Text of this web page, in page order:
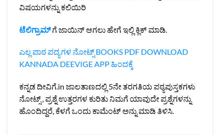
ವಿಷಯಗಳನ್ನು ಕಲಿಯಿರಿ
ಟೆಲಿಗ್ರಾಮ್ಗೆ ಜಾಯಿನ್ ಆಗಲು ಹೇಗೆ ಇಲ್ಲಿ ಕ್ಲಿಕ್ ಮಾಡಿ.
ಎಲ್ಲ ಪಾಠ ಪದ್ಯಗಳ ನೋಟ್ಸ್ BOOKS PDF DOWNLOAD
KANNADA DEEVIGE APPಹಿಂದಕ್ಕೆ
ಕನ್ನಡ ದೀವಿಗೆ.in ಜಾಲತಾಣದಲ್ಲಿ 5ನೇ ತರಗತಿಯ ಪಠ್ಯಪುಸ್ತಕಗಳು
ನೋಟ್ಸ್ , ಪ್ರಶ್ನೆ ಉತ್ತರಗಳ ಕುರಿತು ನಿಮಗೆ ಯಾವುದೇ ಪ್ರಶ್ನೆಗಳನ್ನು
ಹೊಂದಿದ್ದರೆ, ಕೆಳಗೆ ಒಂದು ಕಾಮೆಂಟ್ ಅನ್ನು ಮಾಡಿ ತಿಳಿಸಿ.